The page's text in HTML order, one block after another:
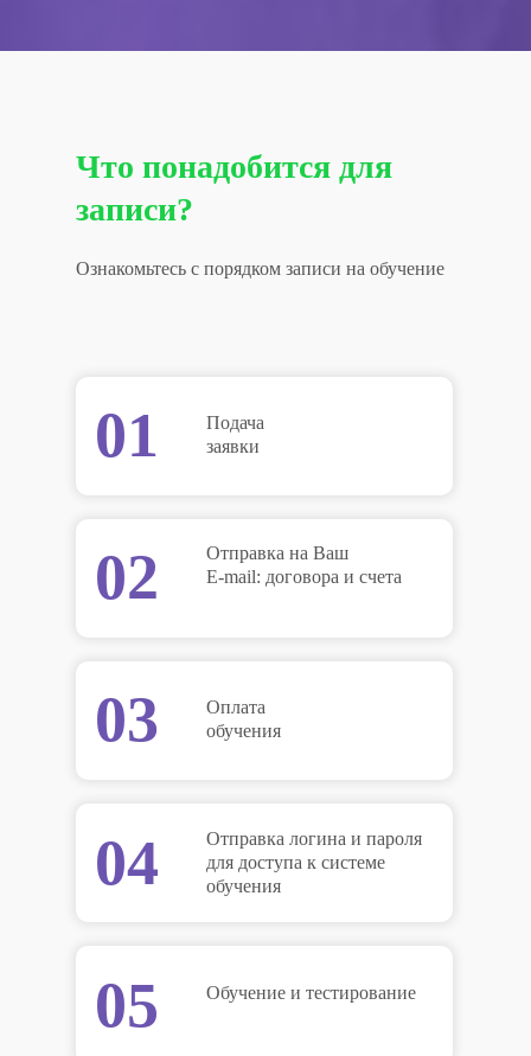
Что понадобится для
записи?
Ознакомьтесь с порядком записи на обучение
01
02
03
04
05
Подача
заявки
Отправка на Ваш
E-mail: договора и счета
Оплата
обучения
Отправка логина и пароля
для доступа к системе
обучения
Обучение и тестирование